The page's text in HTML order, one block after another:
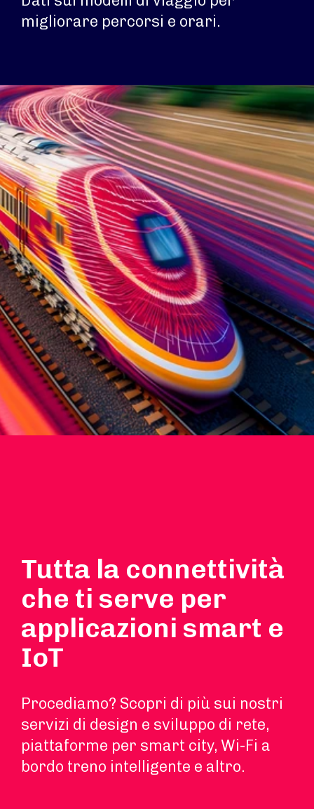
migliorare percorsi e orari.
Tutta la connettività
che ti serve per
applicazioni smart e
IoT
Procediamo? Scopri di più sui nostri
servizi di design e sviluppo di rete,
piattaforme per smart city, Wi-Fi a
bordo treno intelligente e altro.